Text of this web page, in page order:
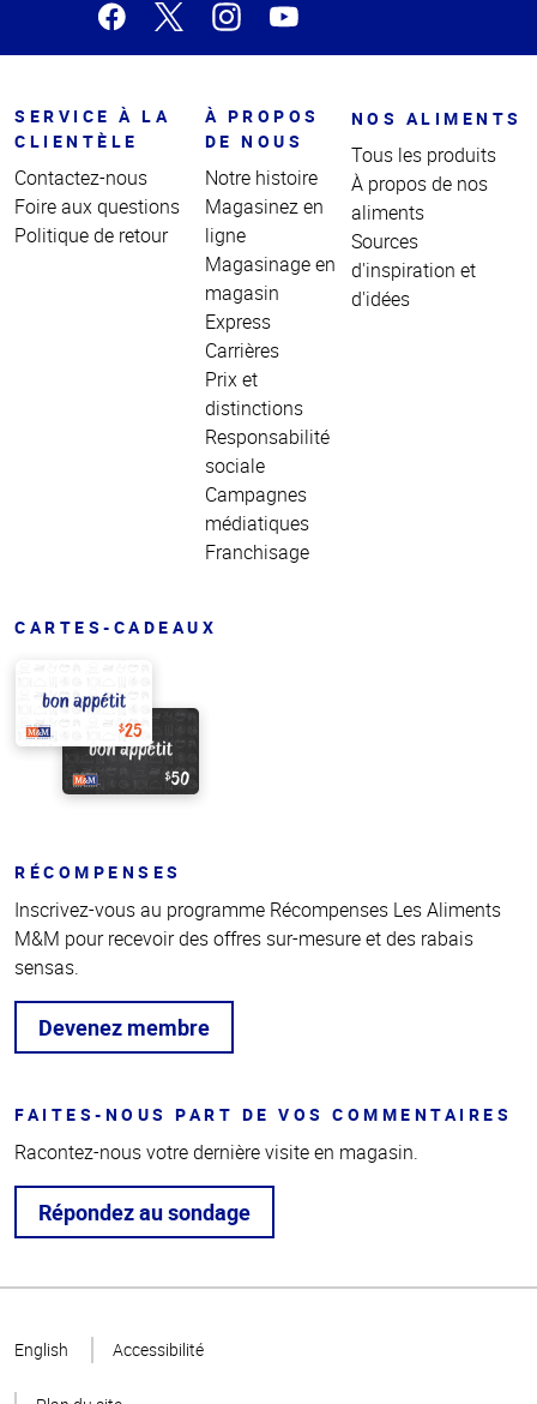
SERVICE À LA
CLIENTÈLE
Contactez-nous
Foire aux questions
Politique de retour
À PROPOS
DE NOUS
Notre histoire
Magasinez en
ligne
Magasinage en
magasin
Express
Carrières
Prix et
distinctions
Responsabilité
sociale
Campagnes
médiatiques
Franchisage
NOS ALIMENTS
Tous les produits
À propos de nos
aliments
Sources
d'inspiration et
d'idées
CARTES-CADEAUX
RÉCOMPENSES
Inscrivez-vous au programme Récompenses Les Aliments
M&M pour recevoir des offres sur-mesure et des rabais
sensas.
Devenez membre
FAITES-NOUS PART DE VOS COMMENTAIRES
Racontez-nous votre dernière visite en magasin.
Répondez au sondage
page
English Accessibilité